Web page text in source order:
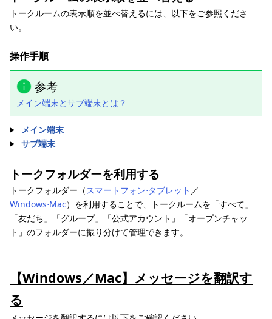
トークルームの表示順を並べ替えるには、以下をご参照くださ
い。
操作手順
参考
メイン端末とサブ端末とは？
メイン端末
サブ端末
トークフォルダーを利用する
トークフォルダー（スマートフォン⋅タブレット ／
Windows⋅Mac）を利用することで、トークルームを「すべて」
「友だち」「グループ」「公式アカウント」「オープンチャッ
ト」のフォルダーに振り分けて管理できます。
【Windows／Mac】メッセージを翻訳す
る